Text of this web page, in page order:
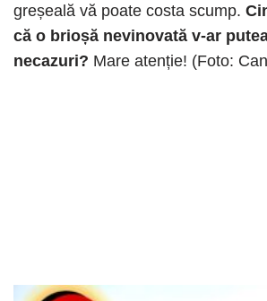
greșeală vă poate costa scump.
că o brioșă nevinovată v-ar
necazuri? Mare atenție! (Foto: